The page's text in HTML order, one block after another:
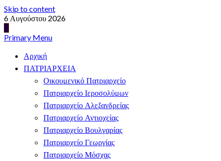
Skip to content
6 Αυγούστου 2026
Primary Menu
Αρχική
ΠΑΤΡΙΑΡΧΕΙΑ
Οικουμενικό Πατριαρχείο
Πατριαρχείο Ιεροσολύμων
Πατριαρχείο Αλεξανδρείας
Πατριαρχείο Αντιοχείας
Πατριαρχείο Βουλγαρίας
Πατριαρχείο Γεωργίας
Πατριαρχείο Μόσχας